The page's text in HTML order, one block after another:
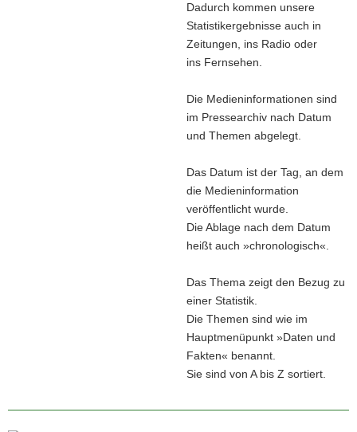
Dadurch kommen unsere
Statistikergebnisse auch in
Zeitungen, ins Radio oder
ins Fernsehen.
Die Medieninformationen sind
im Pressearchiv nach Datum
und Themen abgelegt.
Das Datum ist der Tag, an dem
die Medieninformation
veröffentlicht wurde.
Die Ablage nach dem Datum
heißt auch »chronologisch«.
Das Thema zeigt den Bezug zu
einer Statistik.
Die Themen sind wie im
Hauptmenüpunkt »Daten und
Fakten« benannt.
Sie sind von A bis Z sortiert.